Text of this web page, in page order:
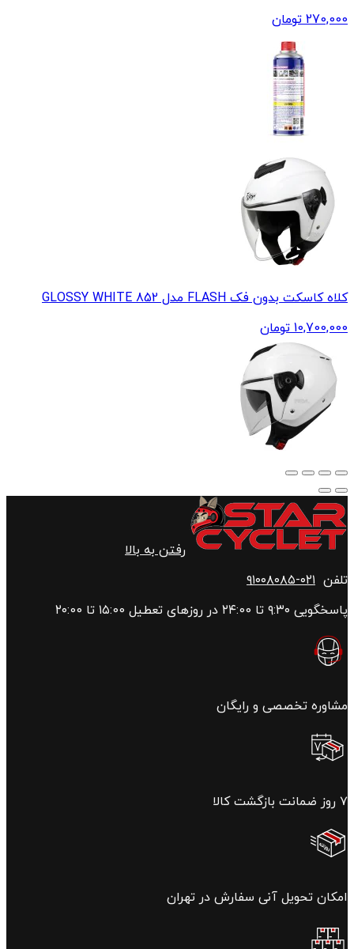
270,000 تومان
کلاه کاسکت بدون فک FLASH مدل 852 GLOSSY WHITE
10,700,000 تومان
رفتن به بالا
تلفن ۰۲۱-۹۱۰۰۸۰۸۵
پاسخگویی ۹:۳۰ تا ۲۴:00 در روزهای تعطیل ۱۵:00 تا ۲۰:00
مشاوره تخصصی و رایگان
۷ روز ضمانت بازگشت کالا
امکان تحویل آنی سفارش در تهران